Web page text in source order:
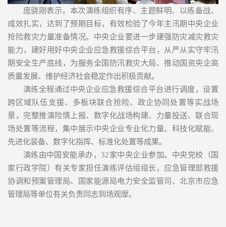
庞骁刚表示，本次演练组织有序、主题鲜明、以练备战、
成效扎实，达到了预期目标，有效检验了今年主汛期中央企业
抢险救灾力量准备情况。中央企业要进一步建强防灾减灾救灾
能力，建好用好中央企业应急救援综合平台，从严从实守牢汛
期安全生产底线，为服务全国防汛救灾大局、推动国资央企高
质量发展、维护经济社会稳定作出积极贡献。
演练全程通过中央企业应急救援综合平台进行调度，设置
跨区域队伍支援、多板块联合抢险、政企协同处置等实战场
景，完整推演险情上报、数字化战场构建、力量投送、联合现
场处置等流程，集中展示中央企业专业化力量、科技化赋能、
先进化装备、数字化指挥、标准化处置等成果。
演练由中国安能承办，32家中央企业参加。中央党校（国
家行政学院）有关专家担任演练评估组组长，应急管理部救援
协调和预案管理局、国家能源局电力安全监管司、北京市应急
管理局等单位有关负责同志到场观摩。